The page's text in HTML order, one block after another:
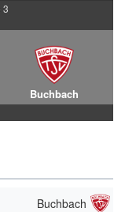
3
Buchbach
Buchbach